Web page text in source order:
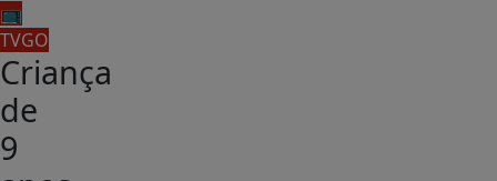
📺
TVGO
Criança
de
9